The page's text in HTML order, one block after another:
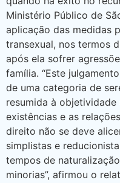
Ministério Público de
aplicação das medidas
transexual, nos termos
após ela sofrer
família. “Este
de uma categoria de
resumida à
existências e as
direito não se deve
simplistas e
tempos de
minorias”, afirmou o